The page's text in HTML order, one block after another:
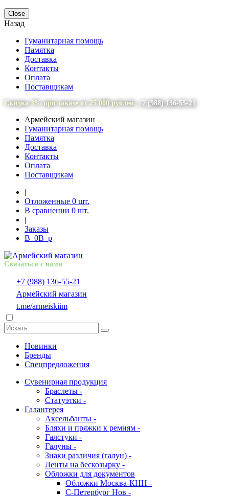
Close
Назад
Гуманитарная помощь
Памятка
Доставка
Контакты
Оплата
Поставщикам
Скидка 3% при заказе от 25 000 рублей. +7 (988) 136-55-21
Армейский магазин
Гуманитарная помощь
Памятка
Доставка
Контакты
Оплата
Поставщикам
|
Отложенные 0 шт.
В сравнении 0 шт.
|
Заказы
В 0В p
Связаться с нами
+7 (988) 136-55-21
Армейский магазин
t.me/armeiskiim
Новинки
Бренды
Спецпредложения
Сувенирная продукция
Браслеты -
Статуэтки -
Галантерея
Аксельбанты -
Бляхи и пряжки к ремням -
Галстуки -
Галуны -
Знаки различия (галун) -
Ленты на бескозырку -
Обложки для документов
Обложки Москва-КНН -
С-Петербург Нов -